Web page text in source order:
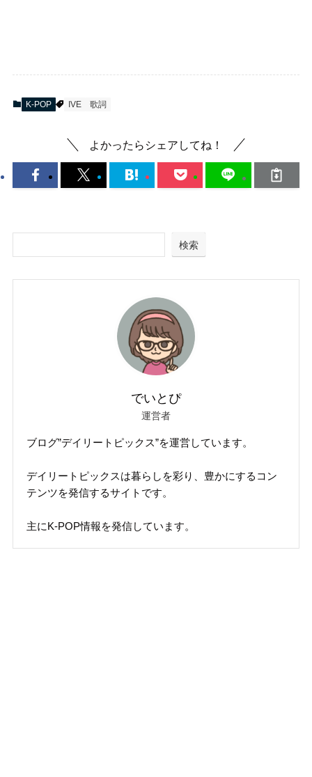
K-POP IVE 歌詞
よかったらシェアしてね！
検索
でいとぴ
運営者
ブログ”デイリートピックス”を運営しています。
デイリートピックスは暮らしを彩り、豊かにするコン
テンツを発信するサイトです。
主にK-POP情報を発信しています。